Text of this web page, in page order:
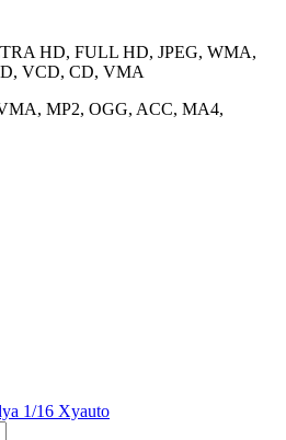
HD, FULL HD, JPEG, WMA,
VCD, CD, VMA
MP2, OGG, ACC, MA4,
1/16 Xyauto